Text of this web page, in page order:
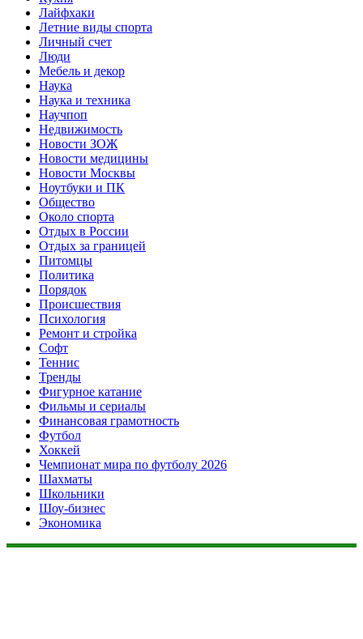
Лайфхаки
Летние виды спорта
Личный счет
Люди
Мебель и декор
Наука
Наука и техника
Научпоп
Недвижимость
Новости ЗОЖ
Новости медицины
Новости Москвы
Ноутбуки и ПК
Общество
Около спорта
Отдых в России
Отдых за границей
Питомцы
Политика
Порядок
Происшествия
Психология
Ремонт и стройка
Софт
Теннис
Тренды
Фигурное катание
Фильмы и сериалы
Финансовая грамотность
Футбол
Хоккей
Чемпионат мира по футболу 2026
Шахматы
Школьники
Шоу-бизнес
Экономика